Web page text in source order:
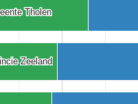
Tholen
Tholen
Zeeland
Zeeland